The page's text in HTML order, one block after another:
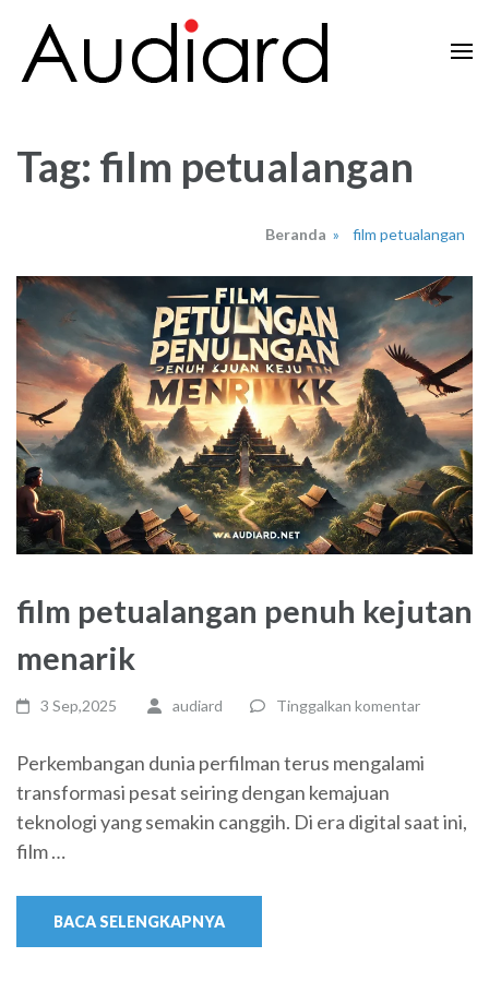
konten
Tag: film petualangan
Beranda » film petualangan
film petualangan penuh kejutan
menarik
3 Sep,2025 audiard Tinggalkan komentar
Perkembangan dunia perfilman terus mengalami
transformasi pesat seiring dengan kemajuan
teknologi yang semakin canggih. Di era digital saat ini,
film …
BACA SELENGKAPNYA